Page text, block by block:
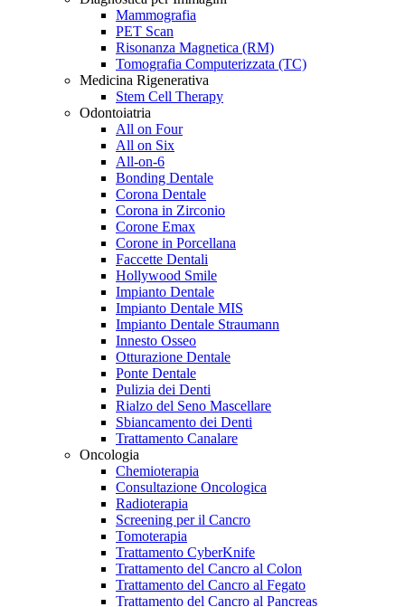
Mammografia
PET Scan
Risonanza Magnetica (RM)
Tomografia Computerizzata (TC)
Medicina Rigenerativa
Stem Cell Therapy
Odontoiatria
All on Four
All on Six
All-on-6
Bonding Dentale
Corona Dentale
Corona in Zirconio
Corone Emax
Corone in Porcellana
Faccette Dentali
Hollywood Smile
Impianto Dentale
Impianto Dentale MIS
Impianto Dentale Straumann
Innesto Osseo
Otturazione Dentale
Ponte Dentale
Pulizia dei Denti
Rialzo del Seno Mascellare
Sbiancamento dei Denti
Trattamento Canalare
Oncologia
Chemioterapia
Consultazione Oncologica
Radioterapia
Screening per il Cancro
Tomoterapia
Trattamento CyberKnife
Trattamento del Cancro al Colon
Trattamento del Cancro al Fegato
Trattamento del Cancro al Pancreas